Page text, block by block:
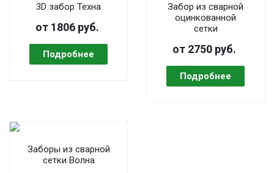
3D забор Техна
от 1806 руб.
Забор из сварной
оцинкованной
сетки
от 2750 руб.
Заборы из сварной
сетки Волна